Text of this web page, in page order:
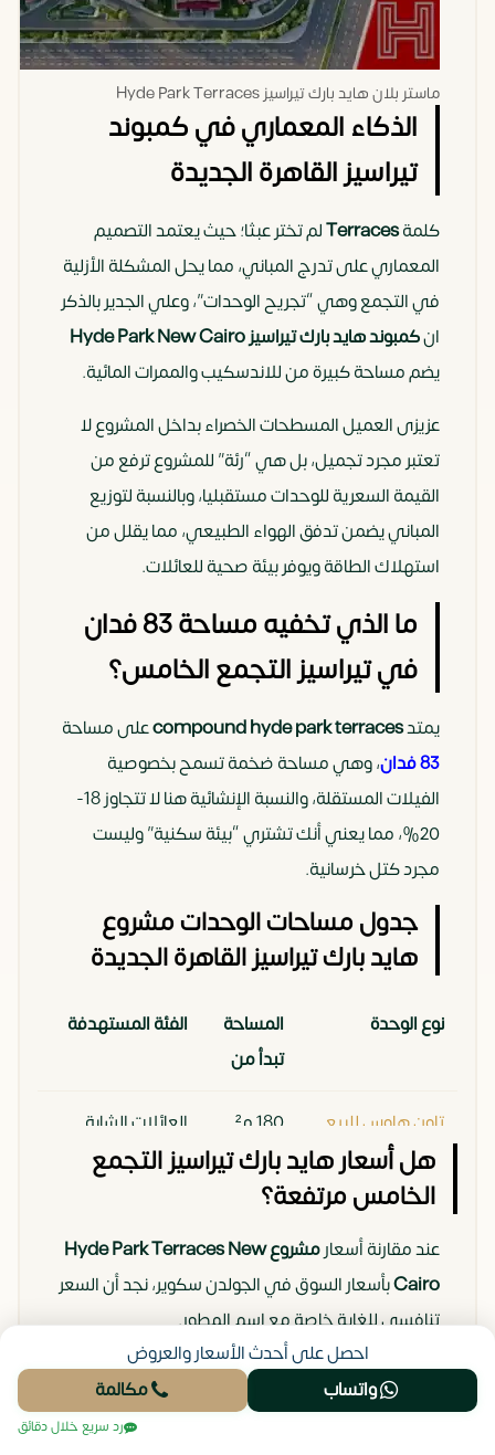
ماستر بلان هايد بارك تيراسيز Hyde Park Terraces
الذكاء المعماري في كمبوند
تيراسيز القاهرة الجديدة
كلمةTerracesلم تختر عبثا؛ حيث يعتمد التصميم
المعماري على تدرج المباني، مما يحل المشكلة الأزلية
في التجمع وهي “تجريح الوحدات”، وعلي الجدير بالذكر
انكمبوند هايد بارك تيراسيز Hyde Park New Cairo
يضم مساحة كبيرة من للاندسكيب والممرات المائية.
عزيزى العميل المسطحات الخصراء بداخل المشروع لا
تعتبر مجرد تجميل، بل هي “رئة” للمشروع ترفع من
القيمة السعرية للوحدات مستقبليا، وبالنسبة لتوزيع
المباني يضمن تدفق الهواء الطبيعي، مما يقلل من
استهلاك الطاقة ويوفر بيئة صحية للعائلات.
ما الذي تخفيه مساحة 83 فدان
في تيراسيز التجمع الخامس؟
يمتدcompound hyde park terracesعلى مساحة
83 فدان
، وهي مساحة ضخمة تسمح بخصوصية
الفيلات المستقلة، والنسبة الإنشائية هنا لا تتجاوز 18-
20%، مما يعني أنك تشتري “بيئة سكنية” وليست
مجرد كتل خرسانية.
جدول مساحات الوحدات مشروع
هايد بارك تيراسيز القاهرة الجديدة
نوع الوحدة
المساحة
تبدأ من
الفئة المستهدفة
تاون هاوس للبيع
في التجمع
180 م²
العائلات الشابة
التي تبحث عن أول
توين فيلا للبيع
بالتجمع الخامس
(Twin Villa)
205 م²
الباحثون عن
خصوصية أكبر مع
حديقة واسعة.
فيلات مستقلة
لمحبي الفخامة
المطلقة
هل أسعار هايد بارك تيراسيز التجمع
الخامس مرتفعة؟
عند مقارنة أسعار
مشروع Hyde Park Terraces New
Cairoبأسعار السوق في الجولدن سكوير، نجد أن السعر
تنافسي للغاية خاصة مع اسم المطور.
نوع الوحدة
السعر
التقديري
ملاحظات التحليل
المالي
احصل على أحدث الأسعار والعروض
واتساب
مكالمة
رد سريع خلال دقائق